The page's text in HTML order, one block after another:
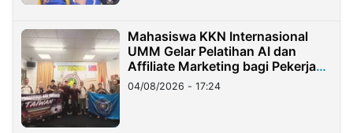
Mahasiswa KKN Internasional
UMM Gelar Pelatihan AI dan
Affiliate Marketing bagi Pekerja
Migran Indonesia di Taiwan
04/08/2026 - 17:24